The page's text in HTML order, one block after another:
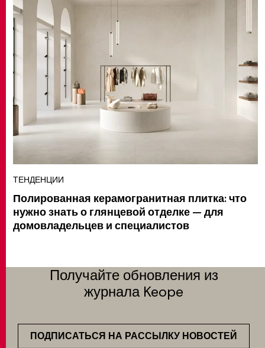
ТЕНДЕНЦИИ
Полированная керамогранитная плитка: что
нужно знать о глянцевой отделке — для
домовладельцев и специалистов
Получайте обновления из
журнала Keope
ПОДПИСАТЬСЯ НА РАССЫЛКУ НОВОСТЕЙ